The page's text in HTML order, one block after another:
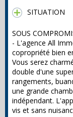
SITUATION
SOUS
- L'agence All
copropriété bien
Vous serez
double d'une
rangements,
une grande
indépendant.
vis et sans